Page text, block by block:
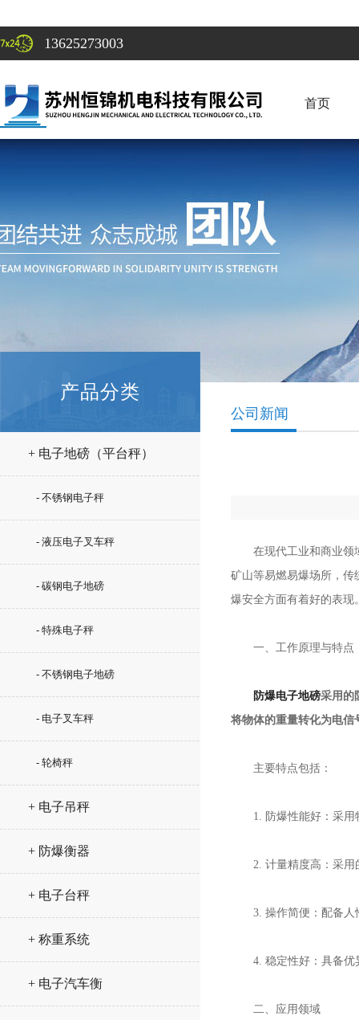
13625273003
首页
产品分类
+ 电子地磅（平台秤）
- 不锈钢电子秤
- 液压电子叉车秤
- 碳钢电子地磅
- 特殊电子秤
- 不锈钢电子地磅
- 电子叉车秤
- 轮椅秤
+ 电子吊秤
+ 防爆衡器
+ 电子台秤
+ 称重系统
+ 电子汽车衡
公司新闻
在现代工业和商业领域
矿山等易燃易爆场所，传
爆安全方面有着好的表现
一、工作原理与特点
防爆电子地磅采用的
将物体的重量转化为电信
主要特点包括：
1. 防爆性能好：采用特
2. 计量精度高：采用的
3. 操作简便：配备人性
4. 稳定性好：具备优
二、应用领域